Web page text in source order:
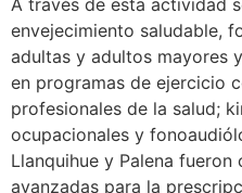
A través de esta actividad
envejecimiento saludable,
adultas y adultos mayores
en programas de ejercicio
profesionales de la salud;
ocupacionales y
Llanquihue y Palena
avanzadas para la